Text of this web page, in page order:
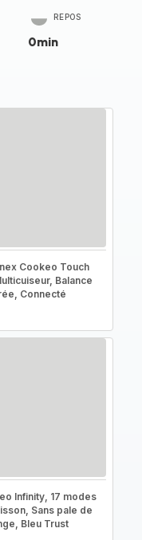
REPOS
0min
Cookeo Touch
Balance
Connecté
Infinity, 17 modes
Sans pale de
Bleu Trust